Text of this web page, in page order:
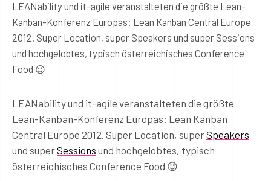
LEANability und it-agile veranstalteten die größte Lean-
Kanban-Konferenz Europas: Lean Kanban Central Europe
2012. Super Location, super Speakers und super Sessions
und hochgelobtes, typisch österreichisches Conference
Food 😉
LEANability und it-agile veranstalteten die größte
Lean-Kanban-Konferenz Europas: Lean Kanban
Central Europe 2012. Super Location, superSpeakers
und superSessions und hochgelobtes, typisch
österreichisches Conference Food 😉